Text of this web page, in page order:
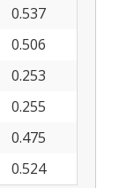
0.537
0.506
0.253
0.255
0.475
0.524